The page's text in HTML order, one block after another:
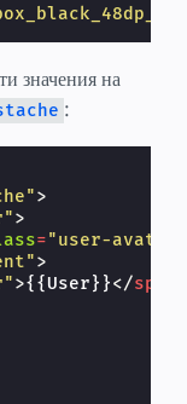
значения на
:
>
>
="user-
>
>{{User}}</span